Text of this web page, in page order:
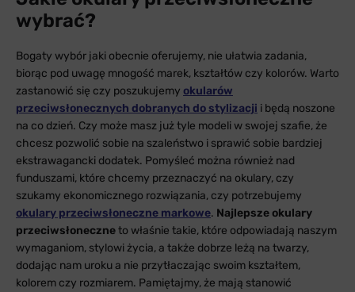
wybrać?
Bogaty wybór jaki obecnie oferujemy, nie ułatwia zadania,
biorąc pod uwagę mnogość marek, kształtów czy kolorów. Warto
zastanowić się czy poszukujemy okularów
przeciwsłonecznych dobranych do stylizacji i będą noszone
na co dzień. Czy może masz już tyle modeli w swojej szafie, że
chcesz pozwolić sobie na szaleństwo i sprawić sobie bardziej
ekstrawagancki dodatek. Pomyśleć można również nad
funduszami, które chcemy przeznaczyć na okulary, czy
szukamy ekonomicznego rozwiązania, czy potrzebujemy
okulary przeciwsłoneczne markowe. Najlepsze okulary
przeciwsłoneczneto właśnie takie, które odpowiadają naszym
wymaganiom, stylowi życia, a także dobrze leżą na twarzy,
dodając nam uroku a nie przytłaczając swoim kształtem,
kolorem czy rozmiarem. Pamiętajmy, że mają stanowić